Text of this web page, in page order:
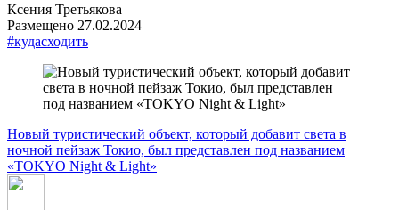
Ксения Третьякова
Размещено 27.02.2024
#кудасходить
Новый туристический объект, который добавит света в
ночной пейзаж Токио, был представлен под названием
«TOKYO Night & Light»